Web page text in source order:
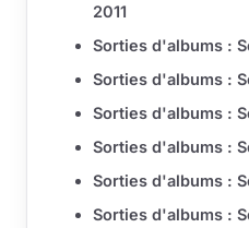
2011
Sorties d'albums :
Sorties d'albums :
Sorties d'albums :
Sorties d'albums :
Sorties d'albums :
Sorties d'albums :